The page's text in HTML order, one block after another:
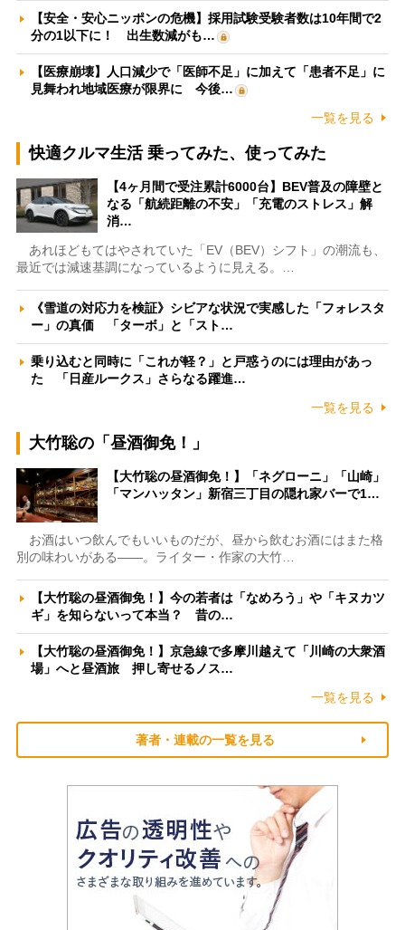
【安全・安心ニッポンの危機】採用試験受験者数は10年間で2
分の1以下に！ 出生数減がも…
【医療崩壊】人口減少で「医師不足」に加えて「患者不足」に
見舞われ地域医療が限界に 今後…
一覧を見る
快適クルマ生活 乗ってみた、使ってみた
【4ヶ月間で受注累計6000台】BEV普及の障壁と
なる「航続距離の不安」「充電のストレス」解
消…
あれほどもてはやされていた「EV（BEV）シフト」の潮流も、
最近では減速基調になっているように見える。…
《雪道の対応力を検証》シビアな状況で実感した「フォレスタ
ー」の真価 「ターボ」と「スト…
乗り込むと同時に「これが軽？」と戸惑うのには理由があっ
た 「日産ルークス」さらなる躍進…
一覧を見る
大竹聡の「昼酒御免！」
【大竹聡の昼酒御免！】「ネグローニ」「山崎」
「マンハッタン」新宿三丁目の隠れ家バーで1…
お酒はいつ飲んでもいいものだが、昼から飲むお酒にはまた格
別の味わいがある――。ライター・作家の大竹…
【大竹聡の昼酒御免！】今の若者は「なめろう」や「キヌカツ
ギ」を知らないって本当？ 昔の…
【大竹聡の昼酒御免！】京急線で多摩川越えて「川崎の大衆酒
場」へと昼酒旅 押し寄せるノス…
一覧を見る
著者・連載の一覧を見る